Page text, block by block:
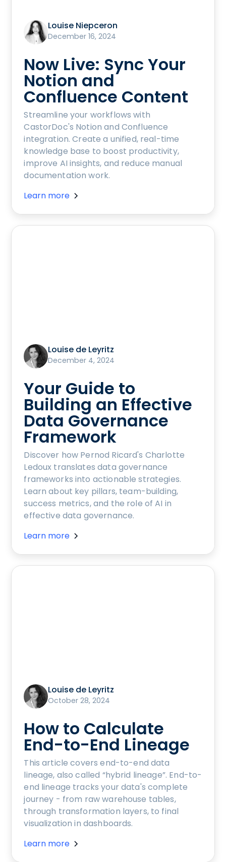
Louise Niepceron
December 16, 2024
Now Live: Sync Your
Notion and
Confluence Content
Streamline your workflows with
CastorDoc's Notion and Confluence
integration. Create a unified, real-time
knowledge base to boost productivity,
improve AI insights, and reduce manual
documentation work.
Learn more
Louise de Leyritz
December 4, 2024
Your Guide to
Building an Effective
Data Governance
Framework
Discover how Pernod Ricard's Charlotte
Ledoux translates data governance
frameworks into actionable strategies.
Learn about key pillars, team-building,
success metrics, and the role of AI in
effective data governance.
Learn more
Louise de Leyritz
October 28, 2024
How to Calculate
End-to-End Lineage
This article covers end-to-end data
lineage, also called “hybrid lineage”. End-to-
end lineage tracks your data's complete
journey - from raw warehouse tables,
through transformation layers, to final
visualization in dashboards.
Learn more